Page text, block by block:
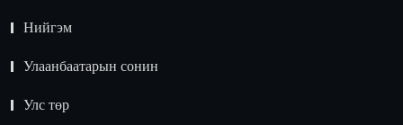
Нийгэм
Улаанбаатарын сонин
Улс төр